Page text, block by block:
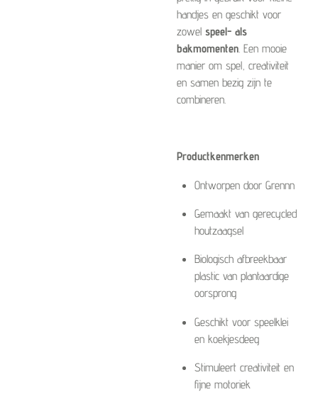
handjes en geschikt voor
zowel speel- als
bakmomenten . Een mooie
manier om spel, creativiteit
en samen bezig zijn te
combineren.
Productkenmerken
Ontworpen door Grennn
Gemaakt van gerecycled
houtzaagsel
Biologisch afbreekbaar
plastic van plantaardige
oorsprong
Geschikt voor speelklei
en koekjesdeeg
Stimuleert creativiteit en
fijne motoriek